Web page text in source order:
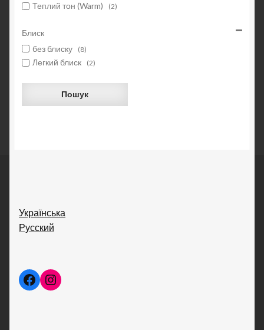
Теплий тон (Warm) (2)
Блиск
без блиску
(8)
Легкий блиск (2)
Пошук
Українська
Русский
Facebook
Instagram